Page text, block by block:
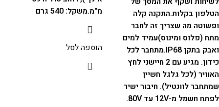
הטלפון בקלות.התקנה קלה
ופשוטה מה שצריך זה לחבר
מתח (פלוס ומינוס)עמיד למים
ואבק בתקן IP68.
מתחבר לכל
כידון. מגיע עם 2 חיישני לחץ
האוויר (לכל גלגל חשיין
שמתחבר לוונטיל). חיבור ישיר
לפתח חשמל מ-12V עד 80V.
מ"מ.משקל: 540 גרם
הוספה לסל